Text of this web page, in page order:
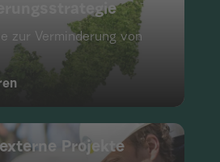
zur Verminderung von
Projekte